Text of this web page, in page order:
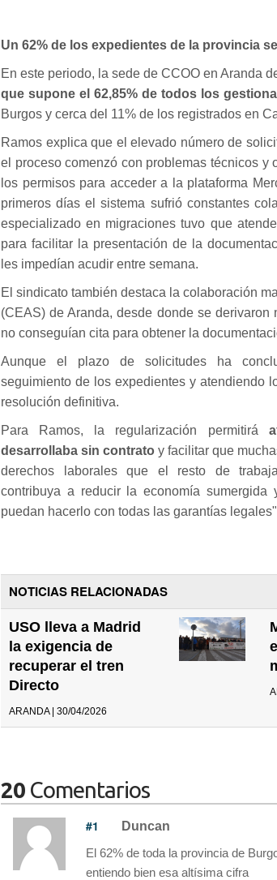
Un 62% de los expedientes de la provincia
En este periodo, la sede de CCOO en Aranda
que supone el 62,85% de todos los
Burgos y cerca del 11% de los registrados en
Ramos explica que el elevado número de
el proceso comenzó con problemas técnicos y
los permisos para acceder a la plataforma
primeros días el sistema sufrió constantes
especializado en migraciones tuvo que
para facilitar la presentación de la
les impedían acudir entre semana.
El sindicato también destaca la colaboración
(CEAS) de Aranda, desde donde se
no conseguían cita para obtener la
Aunque el plazo de solicitudes ha
seguimiento de los expedientes y atendiendo
resolución definitiva.
Para Ramos, la regularización permitirá
desarrollaba sin contrato y facilitar que
derechos laborales que el resto de
contribuya a reducir la economía
puedan hacerlo con todas las garantías
NOTICIAS RELACIONADAS
USO lleva a Madrid
la exigencia de
recuperar el tren
Directo
ARANDA | 30/04/2026
20 Comentarios
#1 Duncan
El 62% de toda la provincia de
entiendo bien esa altísima cifra